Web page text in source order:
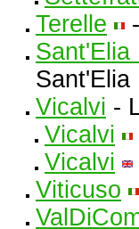
Terelle
Sant'Elia
Vicalvi -
Vicalvi
Vicalvi
Viticuso